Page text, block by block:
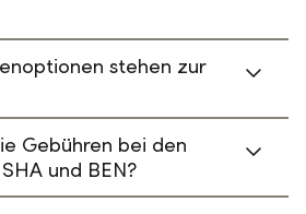
stehen zur
Gebühren bei den
und BEN?